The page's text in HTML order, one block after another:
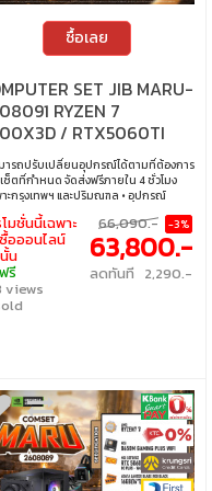
ซื้อเลย
SET JIB MARU-
RYZEN 7
/ RTX5060TI
/ B650 / 16GB DDR5 /
1TB
ารถปรับเปลี่ยนอุปกรณ์ได้ตามที่ต้องการ
ซ็ตที่กำหนด จัดส่งฟรีภายใน 4 ชั่วโมง
ะกรุงเทพฯ และปริมณฑล • อุปกรณ์
พิวเตอร์เสียภายใน 30 วัน นับจากวันซื้อ
นอุปกรณ์คอมพิวเตอร์ใหม่ให้ทันที
น 24 ชั่วโมง เฉพาะซื้อผ่าน JIB Online
น (เงื่อนไขเป็นไปตามที่กำหนด) • ผ่อน
ๆ 0% นาน 10 เดือน ทุกเซ็ต • บริการ
ละตรวจเช็คอาการ ฟรี! ได้ที่เจไอบีกว่า 140
ทั่วประเทศ
มชั่นนี้เฉพาะ
อออนไลน์
น
รี
views
66,090.- -3%
63,800.-
ลดทันที 2,290.-